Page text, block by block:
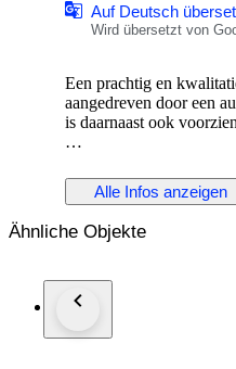
Auf Deutsch
Wird übersetzt von
Een prachtig en
aangedreven door een
is daarnaast ook
Nieuw en ongedragen!
materiaal kast: staal
diameter: ca. 44mm excl.
lengte band: ca. 22 cm.
Alle Infos anzeigen
Ähnliche Objekte